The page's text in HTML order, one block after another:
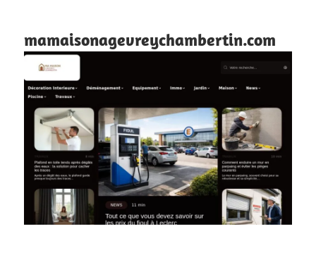
mamaisonagevreychambertin.com